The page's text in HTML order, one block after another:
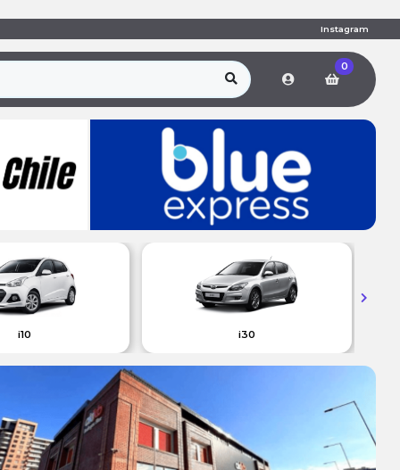
Instagram
0
i10 i30